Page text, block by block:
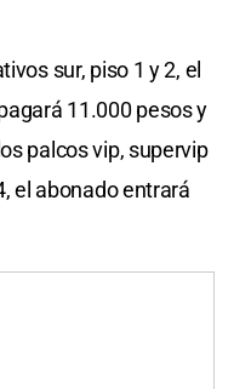
sur, piso 1 y 2, el
11.000 pesos y
palcos vip, supervip
el abonado entrará